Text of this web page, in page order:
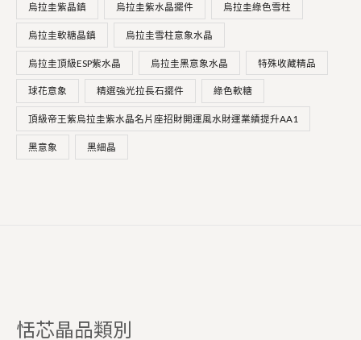
烏拉圭紫晶鎮 烏拉圭紫水晶擺件 烏拉圭綠色雪柱
烏拉圭軟糖晶鎮 烏拉圭雪柱意象水晶
烏拉圭頂級ESP紫水晶 烏拉圭黑意象水晶 特殊收藏精品
球花意象 精選強光拉長石擺件 綠色軟糖
頂級帝王紫烏拉圭紫水晶名片座招財開運風水財運業績提升AA1
黑意象 黑細晶
恬芯晶品類別